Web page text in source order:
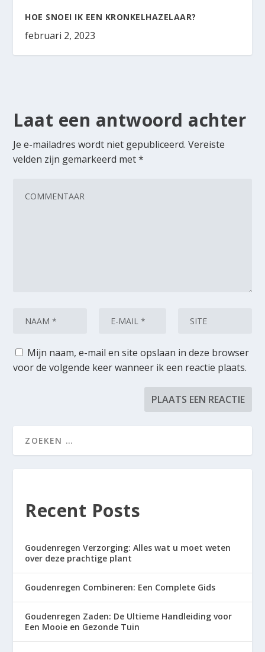
HOE SNOEI IK EEN KRONKELHAZELAAR?
februari 2, 2023
Laat een antwoord achter
Je e-mailadres wordt niet gepubliceerd. Vereiste
velden zijn gemarkeerd met*
Mijn naam, e-mail en site opslaan in deze browser
voor de volgende keer wanneer ik een reactie plaats.
Recent Posts
Goudenregen Verzorging: Alles wat u moet weten
over deze prachtige plant
Goudenregen Combineren: Een Complete Gids
Goudenregen Zaden: De Ultieme Handleiding voor
Een Mooie en Gezonde Tuin